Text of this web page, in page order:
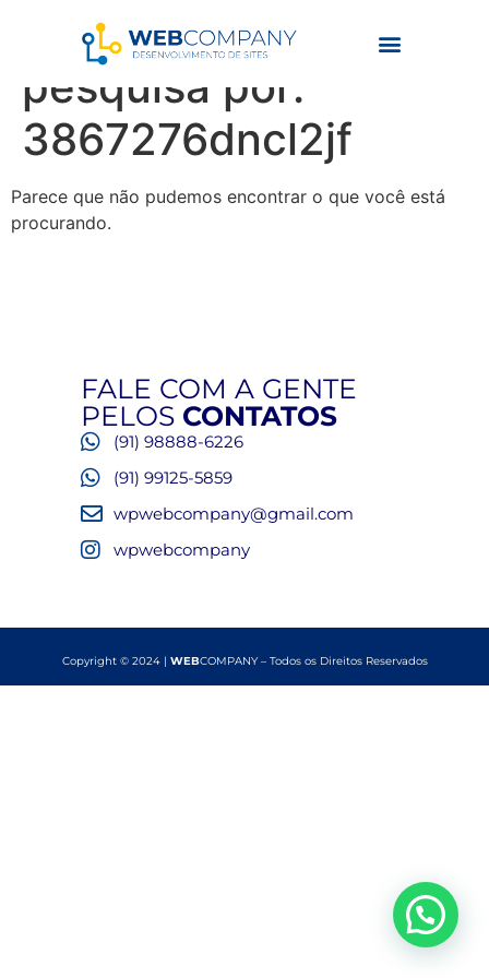
Resultados da
pesquisa por:
3867276dncl2jf
Parece que não pudemos encontrar o que você está
procurando.
FALE COM A GENTE
PELOS CONTATOS
(91) 98888-6226
(91) 99125-5859
wpwebcompany@gmail.com
wpwebcompany
Copyright © 2024 | WEBCOMPANY – Todos os Direitos Reservados